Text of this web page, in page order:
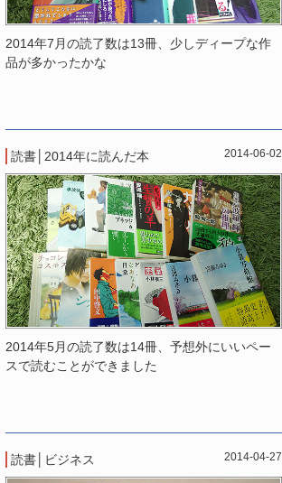
2014年7月の読了数は13冊、少しディープな作
品が多かったかな
読書 2014年に読んだ本 2014-06-02
2014年5月の読了数は14冊、予想外にいいペー
スで読むことができました
読書 ビジネス 2014-04-27